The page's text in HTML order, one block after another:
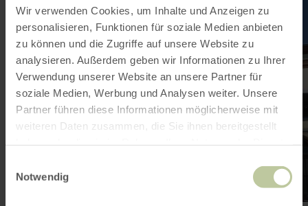
Wir verwenden Cookies, um Inhalte und Anzeigen zu
personalisieren, Funktionen für soziale Medien anbieten
zu können und die Zugriffe auf unsere Website zu
analysieren. Außerdem geben wir Informationen zu Ihrer
Verwendung unserer Website an unsere Partner für
soziale Medien, Werbung und Analysen weiter. Unsere
Partner führen diese Informationen möglicherweise mit
weiteren Daten zusammen, die Sie ihnen bereitgestellt
Notwendig
:
Bahnhof
Düren